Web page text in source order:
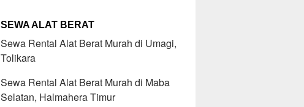
SEWA ALAT BERAT
Sewa Rental Alat Berat Murah di Umagi,
Tolikara
Sewa Rental Alat Berat Murah di Maba
Selatan, Halmahera Timur